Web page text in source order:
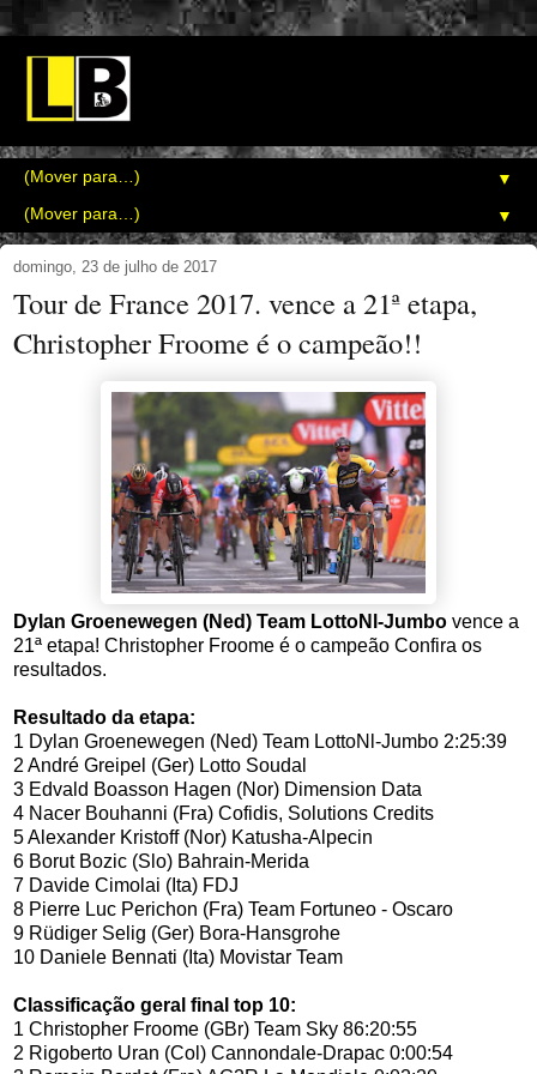
▼
▼
domingo, 23 de julho de 2017
Tour de France 2017. vence a 21ª etapa,
Christopher Froome é o campeão!!
Dylan Groenewegen (Ned) Team LottoNl-Jumbo vence a
21ª etapa! Christopher Froome é o campeão Confira os
resultados.
Resultado da etapa:
1 Dylan Groenewegen (Ned) Team LottoNl-Jumbo 2:25:39
2 André Greipel (Ger) Lotto Soudal
3 Edvald Boasson Hagen (Nor) Dimension Data
4 Nacer Bouhanni (Fra) Cofidis, Solutions Credits
5Alexander Kristoff (Nor) Katusha-Alpecin
6 Borut Bozic (Slo) Bahrain-Merida
7 Davide Cimolai (Ita) FDJ
8 Pierre Luc Perichon (Fra) Team Fortuneo - Oscaro
9 Rüdiger Selig (Ger) Bora-Hansgrohe
10 Daniele Bennati (Ita) Movistar Team
Classificação geral final top 10:
1 Christopher Froome (GBr) Team Sky 86:20:55
2 Rigoberto Uran (Col) Cannondale-Drapac 0:00:54